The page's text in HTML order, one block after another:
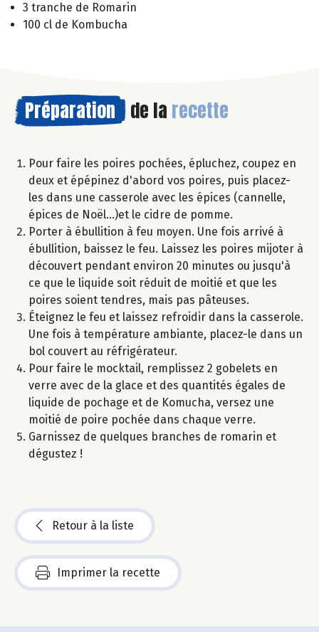
3 tranche de Romarin
100 cl de Kombucha
Préparation de la recette
Pour faire les poires pochées, épluchez, coupez en
deux et épépinez d'abord vos poires, puis placez-
les dans une casserole avec les épices (cannelle,
épices de Noël...)et le cidre de pomme.
Porter à ébullition à feu moyen. Une fois arrivé à
ébullition, baissez le feu. Laissez les poires mijoter à
découvert pendant environ 20 minutes ou jusqu'à
ce que le liquide soit réduit de moitié et que les
poires soient tendres, mais pas pâteuses.
Éteignez le feu et laissez refroidir dans la casserole.
Une fois à température ambiante, placez-le dans un
bol couvert au réfrigérateur.​
Pour faire le mocktail, remplissez 2 gobelets en
verre avec de la glace et des quantités égales de
liquide de pochage et de Komucha, versez une
moitié de poire pochée dans chaque verre.
Garnissez de quelques branches de romarin et
dégustez !​
Retour à la liste
Imprimer la recette